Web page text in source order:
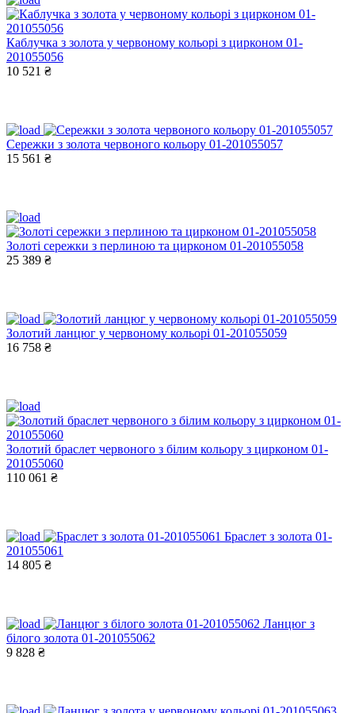
Каблучка з золота у червоному кольорі з цирконом 01-
201055056
10 521 ₴
Сережки з золота червоного кольору 01-201055057
15 561 ₴
Золоті сережки з перлиною та цирконом 01-201055058
25 389 ₴
Золотий ланцюг у червоному кольорі 01-201055059
16 758 ₴
Золотий браслет червоного з білим кольору з цирконом 01-
201055060
110 061 ₴
Браслет з золота 01-
201055061
14 805 ₴
Ланцюг з
білого золота 01-201055062
9 828 ₴